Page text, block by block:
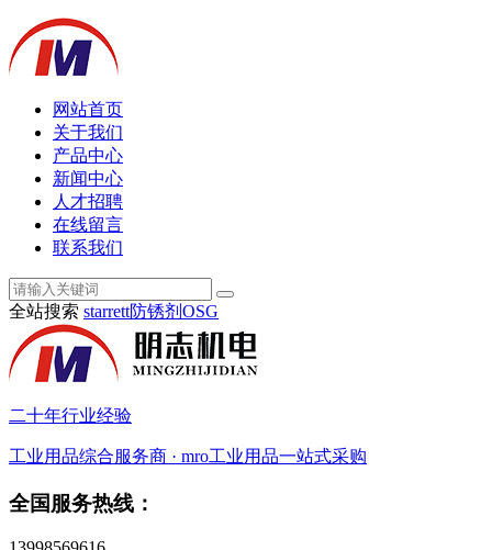
网站首页
关于我们
产品中心
新闻中心
人才招聘
在线留言
联系我们
全站搜索 starrett防锈剂 OSG
二十年行业经验
工业用品综合服务商 · mro工业用品一站式采购
全国服务热线：